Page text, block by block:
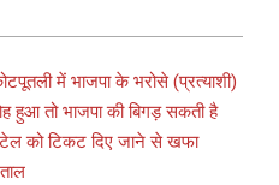
में भाजपा के भरोसे (प्रत्याशी)
हुआ तो भाजपा की बिगड़ सकती है
को टिकट दिए जाने से खफा